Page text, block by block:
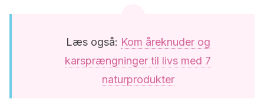
Læs også: Kom åreknuder og
karsprængninger til livs med 7
naturprodukter